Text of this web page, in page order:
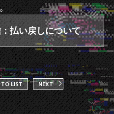
払い戻しについて
LIST NEXT